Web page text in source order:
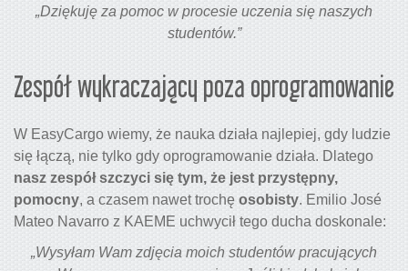
„Dziękuję za pomoc w procesie uczenia się naszych
studentów.”
Zespół wykraczający poza oprogramowanie
W EasyCargo wiemy, że nauka działa najlepiej, gdy ludzie
się łączą, nie tylko gdy oprogramowanie działa. Dlatego
nasz zespół szczyci się tym, że jest przystępny,
pomocny, a czasem nawet trochę osobisty. Emilio José
Mateo Navarro z KAEME uchwycił tego ducha doskonale:
„Wysyłam Wam zdjęcia moich studentów pracujących